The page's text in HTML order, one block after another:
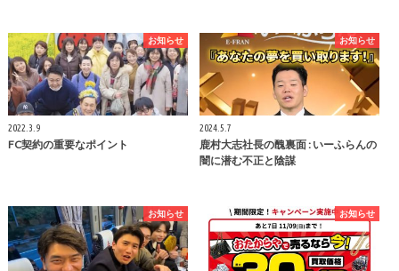
お知らせ
2022.3.9
FC契約の重要なポイント
お知らせ
2024.5.7
鹿村大志社長の醜裏面 : いーふらんの
闇に潜む不正と陰謀
お知らせ お知らせ